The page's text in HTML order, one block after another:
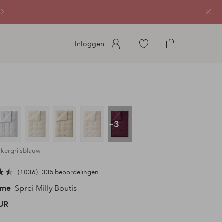
Inloggen
Ga
+3
1036 335 beoordelingen
Sprei Milly Boutis